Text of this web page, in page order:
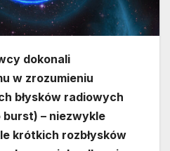
dokonali
w zrozumieniu
błysków radiowych
burst) – niezwykle
krótkich rozbłysków